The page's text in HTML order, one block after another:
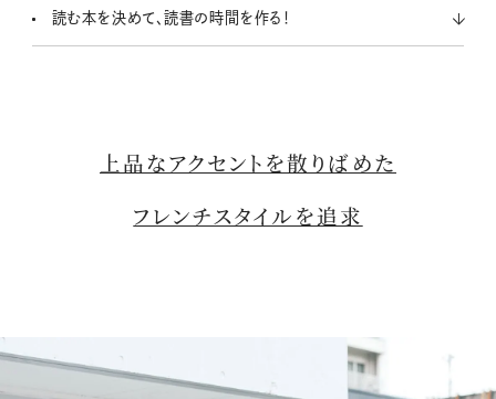
読む本を決めて、読書の時間を作る！
上品なアクセントを散りばめた
フレンチスタイルを追求